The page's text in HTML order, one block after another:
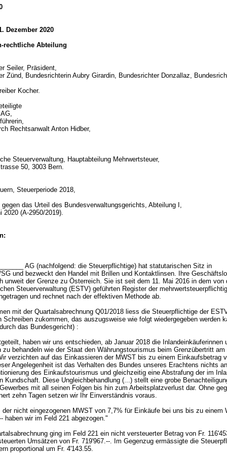
Dezember 2020
rechtliche Abteilung
Seiler, Präsident,
Zünd, Bundesrichterin Aubry Girardin, Bundesrichter Donzallaz,
Kocher.
Rechtsanwalt Anton Hidber,
Steuerverwaltung, Hauptabteilung Mehrwertsteuer,
50, 3003 Bern.
Steuerperiode 2018,
gegen das Urteil des Bundesverwaltungsgerichts, Abteilung I,
2020 (A-2950/2019).
AG (nachfolgend: die Steuerpflichtige) hat statutarischen Sitz in
und bezweckt den Handel mit Brillen und Kontaktlinsen. Ihre
unweit der Grenze zu Österreich. Sie ist seit dem 11. Mai 2016 in dem von
Steuerverwaltung (ESTV) geführten Register der
und rechnet nach der effektiven Methode ab.
mit der Quartalsabrechnung Q01/2018 liess die Steuerpflichtige der
Schreiben zukommen, das auszugsweise wie folgt wiedergegeben werden
das Bundesgericht) :
haben wir uns entschieden, ab Januar 2018 die Inlandeinkäuferinnen
zu behandeln wie der Staat den Währungstourismus beim Grenzübertritt am
verzichten auf das Einkassieren der MWST bis zu einem Einkaufsbetrag
Angelegenheit ist das Verhalten des Bundes unseres Erachtens nichts
des Einkaufstourismus und gleichzeitig eine Abstrafung der im
Kundschaft. Diese Ungleichbehandlung (...) stellt eine grobe
mit all seinen Folgen bis hin zum Arbeitsplatzverlust dar. Ohne
zehn Tagen setzen wir Ihr Einverständnis voraus.
der nicht eingezogenen MWST von 7,7% für Einkäufe bei uns bis zu einem
haben wir im Feld 221 abgezogen."
ging im Feld 221 ein nicht versteuerter Betrag von Fr.
Umsätzen von Fr. 719'967.--. Im Gegenzug ermässigte die
proportional um Fr. 4'143.55.